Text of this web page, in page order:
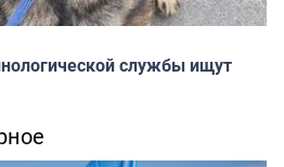
службы ищут